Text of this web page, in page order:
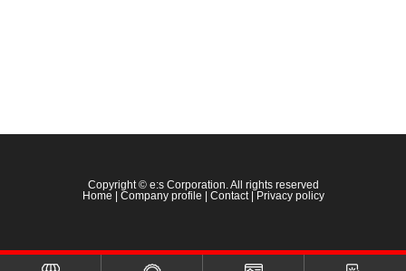
Copyright © e:s Corporation. All rights reserved
Home
Company profile Contact| Privacy policy